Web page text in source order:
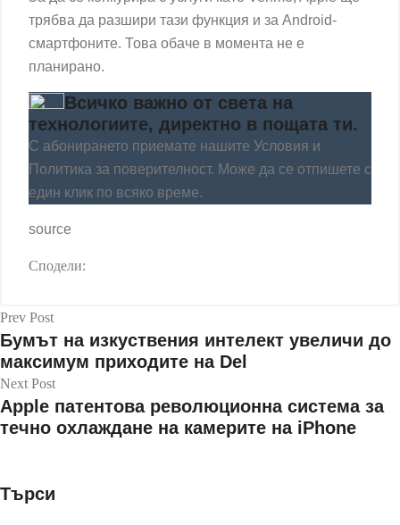
трябва да разшири тази функция и за Android-
смартфоните. Това обаче в момента не е
планирано.
Всичко важно от света на
технологиите, директно в пощата ти.
С абонирането приемате нашите Условия и
Политика за поверителност. Може да се отпишете с
един клик по всяко време.
source
Сподели:
Prev Post
Бумът на изкуствения интелект увеличи до
максимум приходите на Del
Next Post
Apple патентова революционна система за
течно охлаждане на камерите на iPhone
Търси